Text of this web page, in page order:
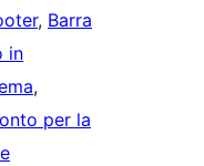
, Barra
in
per la